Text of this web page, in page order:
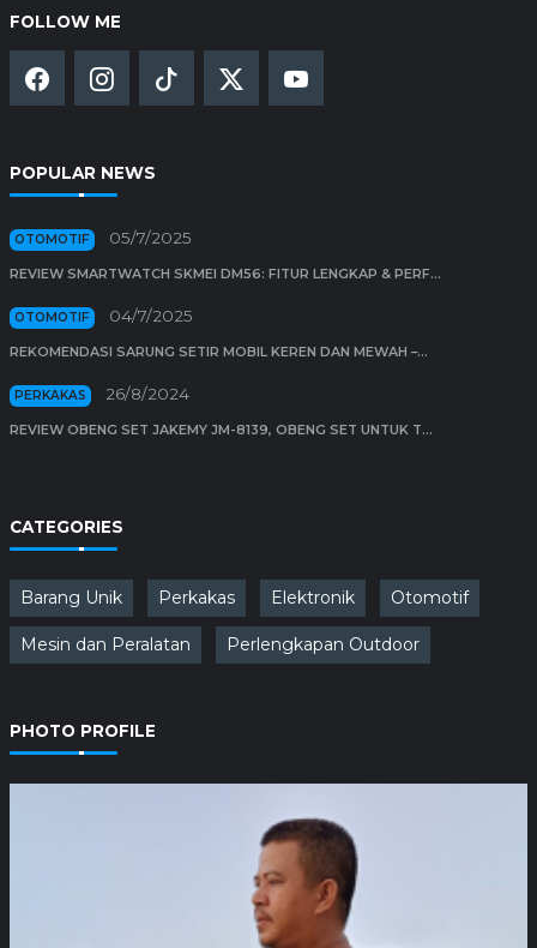
FOLLOW ME
POPULAR NEWS
OTOMOTIF 05/7/2025
REVIEW SMARTWATCH SKMEI DM56: FITUR LENGKAP & PERF...
OTOMOTIF 04/7/2025
REKOMENDASI SARUNG SETIR MOBIL KEREN DAN MEWAH –...
PERKAKAS 26/8/2024
REVIEW OBENG SET JAKEMY JM-8139, OBENG SET UNTUK T...
CATEGORIES
Barang Unik Perkakas Elektronik Otomotif
Mesin dan Peralatan Perlengkapan Outdoor
PHOTO PROFILE